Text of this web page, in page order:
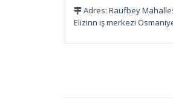
Adres: Raufbey
Elizinn iş merkezi